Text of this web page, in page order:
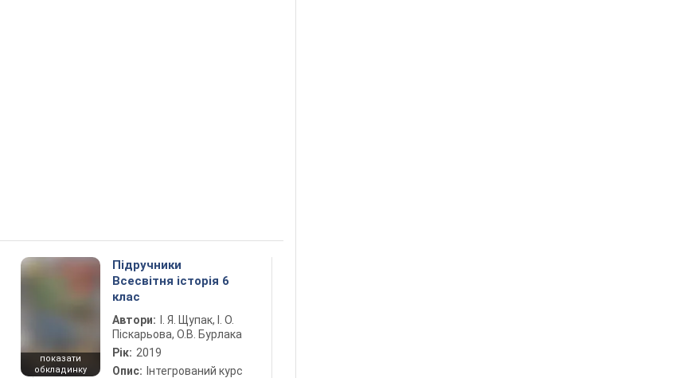
показати
обкладинку
Підручники
Всесвітня історія 6
клас
Автори:
І. Я. Щупак, І. О.
Піскарьова, О.В. Бурлака
Рік: 2019
Опис: Інтегрований курс